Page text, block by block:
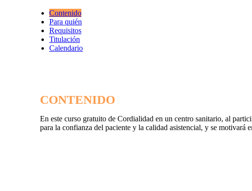
Contenido
Para quién
Requisitos
Titulación
Calendario
CONTENIDO
En este curso gratuito de Cordialidad en un centro sanitario, al
para la confianza del paciente y la calidad asistencial, y se